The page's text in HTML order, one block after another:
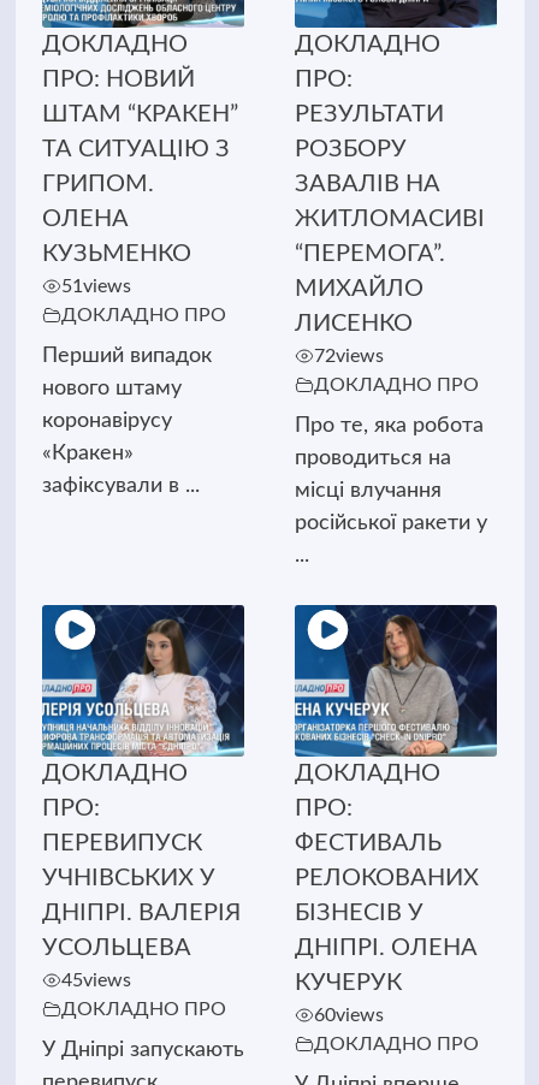
ДОКЛАДНО
ПРО: НОВИЙ
ШТАМ “КРАКЕН”
ТА СИТУАЦІЮ З
ГРИПОМ.
ОЛЕНА
КУЗЬМЕНКО
51 views
ДОКЛАДНО ПРО
Перший випадок
нового штаму
коронавірусу
«Кракен»
зафіксували в ...
ДОКЛАДНО
ПРО:
РЕЗУЛЬТАТИ
РОЗБОРУ
ЗАВАЛІВ НА
ЖИТЛОМАСИВІ
“ПЕРЕМОГА”.
МИХАЙЛО
ЛИСЕНКО
72views
ДОКЛАДНО ПРО
Про те, яка робота
проводиться на
місці влучання
російської ракети у
...
ДОКЛАДНО
ПРО:
ПЕРЕВИПУСК
УЧНІВСЬКИХ У
ДНІПРІ. ВАЛЕРІЯ
УСОЛЬЦЕВА
45views
ДОКЛАДНО ПРО
У Дніпрі запускають
ДОКЛАДНО
ПРО:
ФЕСТИВАЛЬ
РЕЛОКОВАНИХ
БІЗНЕСІВ У
ДНІПРІ. ОЛЕНА
КУЧЕРУК
60views
ДОКЛАДНО ПРО